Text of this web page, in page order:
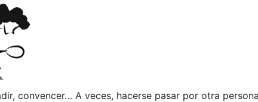
convencer… A veces, hacerse pasar por otra